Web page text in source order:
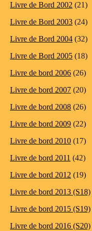
Livre de Bord 2002 (21)
Livre de Bord 2003 (24)
Livre de Bord 2004 (32)
Livre de Bord 2005 (18)
Livre de bord 2006 (26)
Livre de bord 2007 (20)
Livre de bord 2008 (26)
Livre de bord 2009 (22)
Livre de bord 2010 (17)
Livre de bord 2011 (42)
Livre de bord 2012 (19)
Livre de bord 2013 (S18)
Livre de bord 2015 (S19)
Livre de bord 2016 (S20)